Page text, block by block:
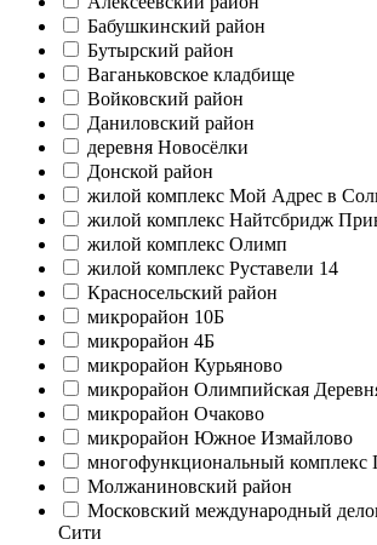
Бабушкинский район
Бутырский район
Ваганьковское кладбище
Войковский район
Даниловский район
деревня Новосёлки
Донской район
жилой комплекс Мой Адрес в
жилой комплекс Найтсбридж
жилой комплекс Олимп
жилой комплекс Руставели 14
Красносельский район
микрорайон 10Б
микрорайон 4Б
микрорайон Курьяново
микрорайон Олимпийская
микрорайон Очаково
микрорайон Южное Измайлово
многофункциональный комплекс
Молжаниновский район
Московский международный
Сити